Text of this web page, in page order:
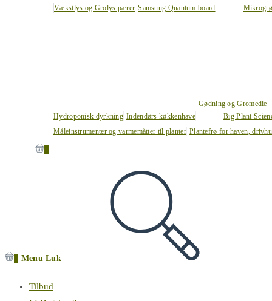
Vækstlys og Grolys pærer Samsung Quantum board
Hydroponisk dyrkning Indendørs køkkenhave
Gødning og Gromedie
Big Plant
Måleinstrumenter og varmemåtter til planter Plantefrø for haven,
Menu Luk
Tilbud